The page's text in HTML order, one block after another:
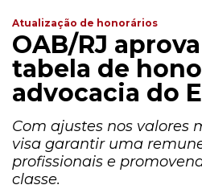
Atualização de honorários
OAB/RJ
tabela de
advocacia do
Com ajustes nos valores
visa garantir uma
profissionais e
classe.